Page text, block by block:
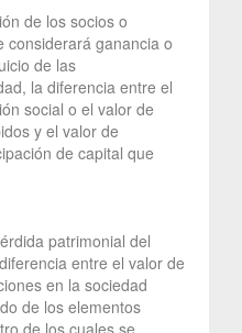
de los socios o
considerará ganancia o
de las
la diferencia entre el
social o el valor de
y el valor de
de capital que
patrimonial del
entre el valor de
en la sociedad
de los elementos
de los cuales se